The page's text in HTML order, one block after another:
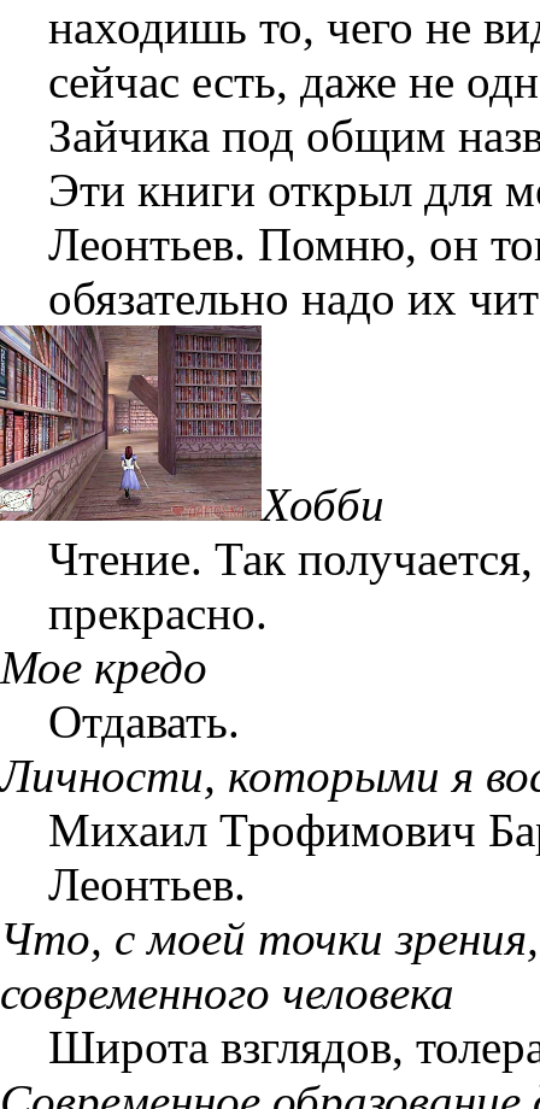
находишь то, чего не
сейчас есть, даже не
Зайчика под общим
Эти книги открыл для
Леонтьев. Помню, он
обязательно надо их
Хобби
Чтение. Так
прекрасно.
Мое кредо
Отдавать.
Личности, которыми я
Михаил Трофимович
Леонтьев.
Что, с моей точки
современного человека
Широта взглядов,